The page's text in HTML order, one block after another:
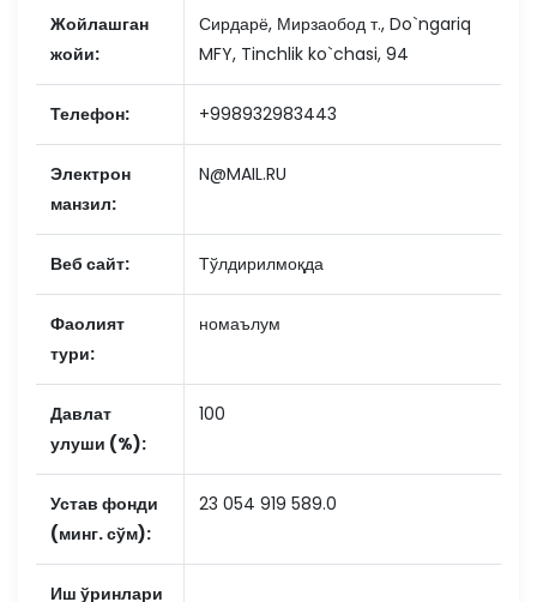
Жойлашган
жойи:
Сирдарё, Мирзаобод т., Do`ngariq
MFY, Tinchlik ko`chasi, 94
Телефон: +998932983443
Электрон
манзил:
N@MAIL.RU
Веб сайт: Тўлдирилмоқда
Фаолият
тури:
номаълум
Давлат
улуши (%):
100
Устав фонди
(минг. сўм):
23 054 919 589.0
Иш ўринлари